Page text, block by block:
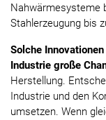
Nahwärmesysteme
Stahlerzeugung bis
Solche
Industrie große
Herstellung.
Industrie und den
umsetzen. Wenn